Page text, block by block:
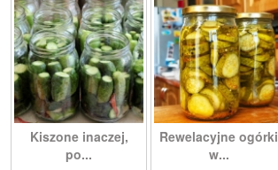
Kiszone inaczej,
po...
Rewelacyjne ogórki
w...